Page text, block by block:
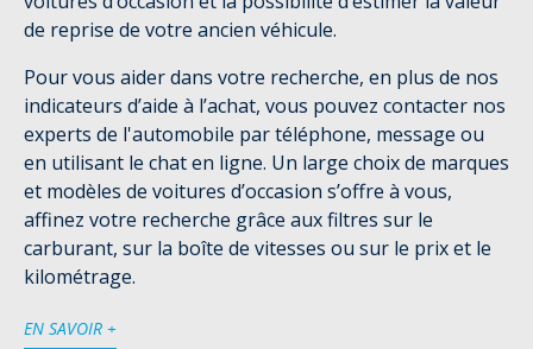
de reprise de votre ancien véhicule.
Pour vous aider dans votre recherche, en plus de nos
indicateurs d’aide à l’achat, vous pouvez contacter nos
experts de l'automobile par téléphone, message ou
en utilisant le chat en ligne. Un large choix de marques
et modèles de voitures d’occasion s’offre à vous,
affinez votre recherche grâce aux filtres sur le
carburant, sur la boîte de vitesses ou sur le prix et le
kilométrage.
EN SAVOIR +